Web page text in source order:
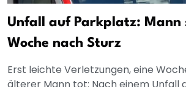
Unfall auf Parkplatz: Mann
Woche nach Sturz
Erst leichte Verletzungen, eine
älterer Mann tot: Nach einem Unfall